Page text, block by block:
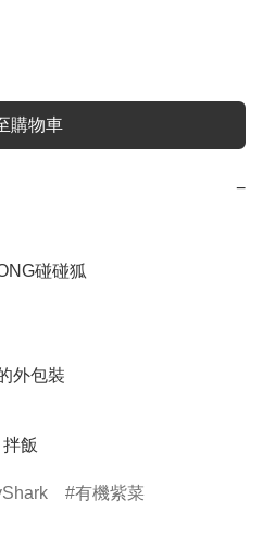
購物車
−
碰碰狐
外包裝
飯
有機紫菜